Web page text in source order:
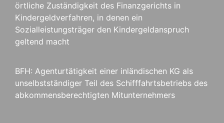
örtliche Zuständigkeit des Finanzgerichts in
Kindergeldverfahren, in denen ein
Sozialleistungsträger den Kindergeldanspruch
geltend macht
BFH: Agenturtätigkeit einer inländischen KG als
unselbstständiger Teil des Schifffahrtsbetriebs des
abkommensberechtigten Mitunternehmers